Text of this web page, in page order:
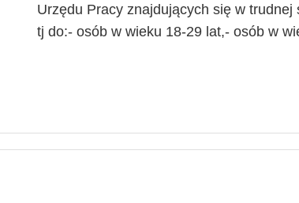
Urzędu Pracy znajdujących się w trudnej
tj do:- osób w wieku 18-29 lat,- osób w